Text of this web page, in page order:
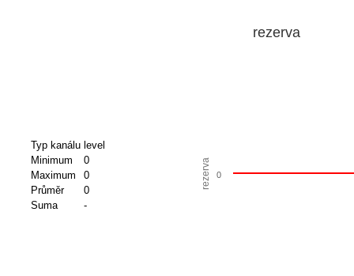
Typ kanálu level
Minimum
0
Maximum
0
Průměr
0
Suma
-
rezerva
rezerva
0